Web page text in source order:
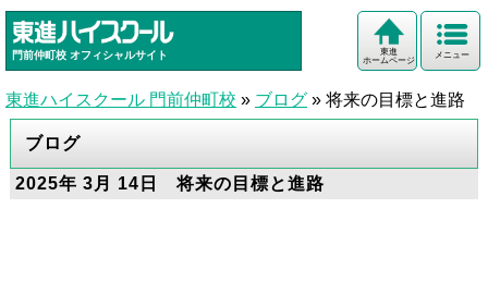
門前仲町校 オフィシャルサイト メニュー
東進
ホームページ
東進ハイスクール 門前仲町校 » ブログ » 将来の目標と進路
ブログ
2025年 3月 14日 将来の目標と進路